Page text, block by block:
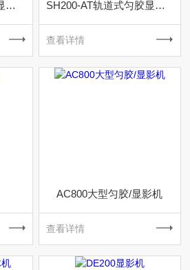
全自动标准2-6寸匀胶显影机 SH200-AT轨道式匀胶显影机
查看详情
AC800大型匀胶/显影机
查看详情